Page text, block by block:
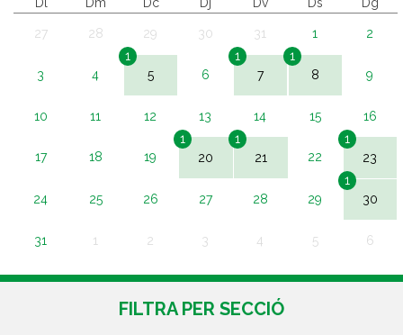
27 28 29 30 31 1 2
3 4 5
1
6
7
1
8
1
9
10 11 12 13 14 15 16
17 18 19 20
1
21
1
22
23
1
24 25 26 27 28 29 30
1
31 1 2 3 4 5 6
FILTRA PER SECCIÓ